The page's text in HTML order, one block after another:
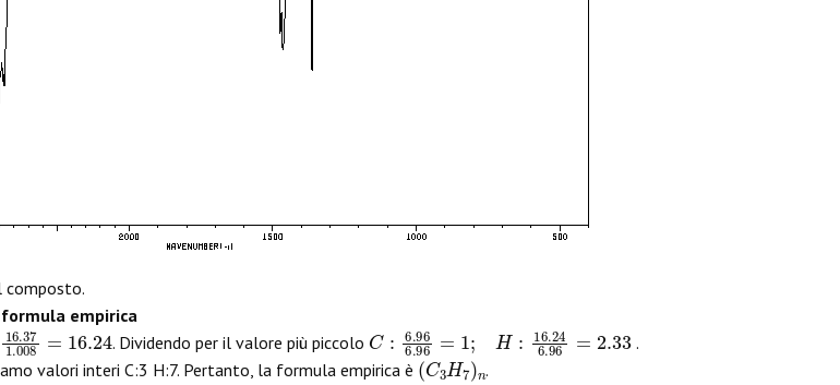
empirica
1.008=16.24. Dividendo per il valore più piccolo C: 6.966.96 = :16.246.96 2.33.
valori interi C:3 H:7. Pertanto, la formula empirica è (C3 H7) .